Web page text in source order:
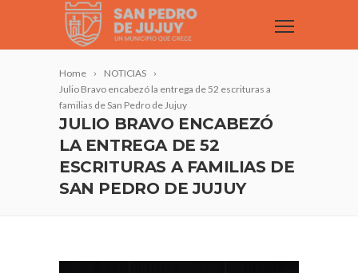
Home
NOTICIAS
Julio Bravo encabezó la entrega de 52 escrituras a
familias de San Pedro de Jujuy
JULIO BRAVO ENCABEZÓ
LA ENTREGA DE 52
ESCRITURAS A FAMILIAS DE
SAN PEDRO DE JUJUY